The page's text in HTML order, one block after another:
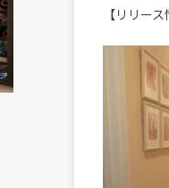
【リリース